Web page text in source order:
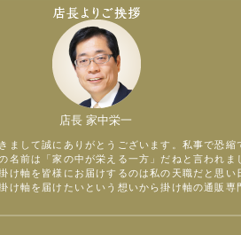
店長 家中栄一
まして誠にありがとうございます。私事で恐縮
名前は「家の中が栄える一方」だねと言われま
け軸を皆様にお届けするのは私の天職だと思い
け軸を届けたいという想いから掛け軸の通販専